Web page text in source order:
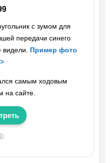
с зумом для
передачи синего
Пример фото
самым ходовым
на сайте.